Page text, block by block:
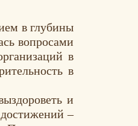
в глубины
вопросами
в
в
и
–